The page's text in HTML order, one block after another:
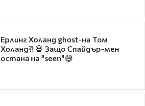
Ерлинг Холанд ghost-на Том
Холанд?! 💀 Защо Спайдър-мен
остана на "seen"😅